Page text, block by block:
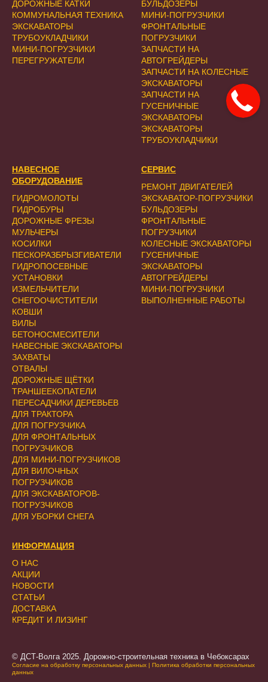
ДОРОЖНЫЕ КАТКИ
КОММУНАЛЬНАЯ ТЕХНИКА
ЭКСКАВАТОРЫ
ТРУБОУКЛАДЧИКИ
МИНИ-ПОГРУЗЧИКИ
ПЕРЕГРУЖАТЕЛИ
НАВЕСНОЕ
ОБОРУДОВАНИЕ
ГИДРОМОЛОТЫ
ГИДРОБУРЫ
ДОРОЖНЫЕ ФРЕЗЫ
МУЛЬЧЕРЫ
КОСИЛКИ
ПЕСКОРАЗБРЫЗГИВАТЕЛИ
ГИДРОПОСЕВНЫЕ
УСТАНОВКИ
ИЗМЕЛЬЧИТЕЛИ
СНЕГООЧИСТИТЕЛИ
КОВШИ
ВИЛЫ
БЕТОНОСМЕСИТЕЛИ
НАВЕСНЫЕ ЭКСКАВАТОРЫ
ЗАХВАТЫ
ОТВАЛЫ
ДОРОЖНЫЕ ЩЁТКИ
ТРАНШЕЕКОПАТЕЛИ
ПЕРЕСАДЧИКИ ДЕРЕВЬЕВ
ДЛЯ ТРАКТОРА
ДЛЯ ПОГРУЗЧИКА
ДЛЯ ФРОНТАЛЬНЫХ
ПОГРУЗЧИКОВ
ДЛЯ МИНИ-ПОГРУЗЧИКОВ
ДЛЯ ВИЛОЧНЫХ
ПОГРУЗЧИКОВ
ДЛЯ ЭКСКАВАТОРОВ-
ПОГРУЗЧИКОВ
ДЛЯ УБОРКИ СНЕГА
БУЛЬДОЗЕРЫ
МИНИ-ПОГРУЗЧИКИ
ФРОНТАЛЬНЫЕ
ПОГРУЗЧИКИ
ЗАПЧАСТИ НА
АВТОГРЕЙДЕРЫ
ЗАПЧАСТИ НА КОЛЕСНЫЕ
ЭКСКАВАТОРЫ
ЗАПЧАСТИ НА
ГУСЕНИЧНЫЕ
ЭКСКАВАТОРЫ
ЭКСКАВАТОРЫ
ТРУБОУКЛАДЧИКИ
СЕРВИС
РЕМОНТ ДВИГАТЕЛЕЙ
ЭКСКАВАТОР-ПОГРУЗЧИКИ
БУЛЬДОЗЕРЫ
ФРОНТАЛЬНЫЕ
ПОГРУЗЧИКИ
КОЛЕСНЫЕ ЭКСКАВАТОРЫ
ГУСЕНИЧНЫЕ
ЭКСКАВАТОРЫ
АВТОГРЕЙДЕРЫ
МИНИ-ПОГРУЗЧИКИ
ВЫПОЛНЕННЫЕ РАБОТЫ
ИНФОРМАЦИЯ
О НАС
АКЦИИ
НОВОСТИ
СТАТЬИ
ДОСТАВКА
КРЕДИТ И ЛИЗИНГ
© ДСТ-Волга 2025. Дорожно-строительная техника в Чебоксарах
Согласие на обработку персональных данных | Политика обработки персональных
данных